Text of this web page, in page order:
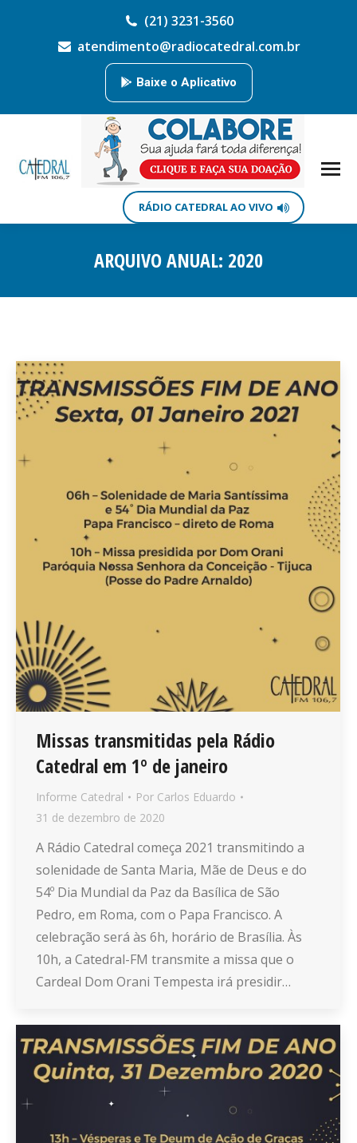
(21) 3231-3560
atendimento@radiocatedral.com.br
Baixe o Aplicativo
RÁDIO CATEDRAL AO VIVO
ARQUIVO ANUAL: 2020
Missas transmitidas pela Rádio
Catedral em 1º de janeiro
Informe Catedral Por Carlos Eduardo
31 de dezembro de 2020
A Rádio Catedral começa 2021 transmitindo a
solenidade de Santa Maria, Mãe de Deus e do
54º Dia Mundial da Paz da Basílica de São
Pedro, em Roma, com o Papa Francisco. A
celebração será às 6h, horário de Brasília. Às
10h, a Catedral-FM transmite a missa que o
Cardeal Dom Orani Tempesta irá presidir…